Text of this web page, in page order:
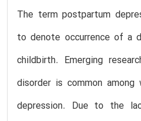
The term postpartum
to denote occurrence of a
childbirth. Emerging
disorder is common
depression. Due to the